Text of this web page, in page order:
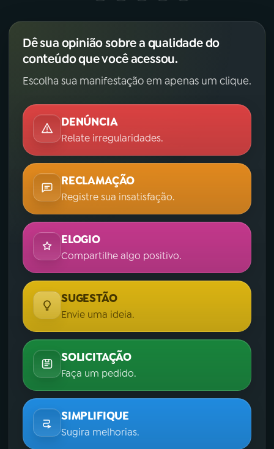
Dê sua opinião sobre a qualidade do
conteúdo que você acessou.
Escolha sua manifestação em apenas um clique.
DENÚNCIA
Relate irregularidades.
RECLAMAÇÃO
Registre sua insatisfação.
ELOGIO
Compartilhe algo positivo.
SUGESTÃO
Envie uma ideia.
SOLICITAÇÃO
Faça um pedido.
SIMPLIFIQUE
Sugira melhorias.